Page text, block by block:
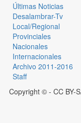
Últimas Noticias
Desalambrar-Tv
Local/Regional
Provinciales
Nacionales
Internacionales
Archivo 2011-2016
Staff
Copyright © - CC BY-